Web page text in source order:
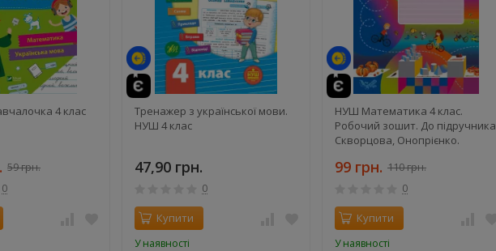
4 клас
59 грн.
0
Тренажер з української мови.
НУШ 4 клас
47,90 грн.
0
Купити
У наявності
НУШ Математика 4 клас.
Робочий зошит. До підручника
Скворцова, Онопрієнко.
99 грн. 110 грн.
0
Купити
У наявності